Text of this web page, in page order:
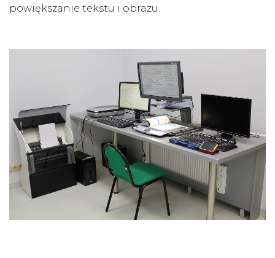
powiększanie tekstu i obrazu.